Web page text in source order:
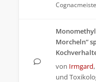
Morcheln“
von Irmgard,
und